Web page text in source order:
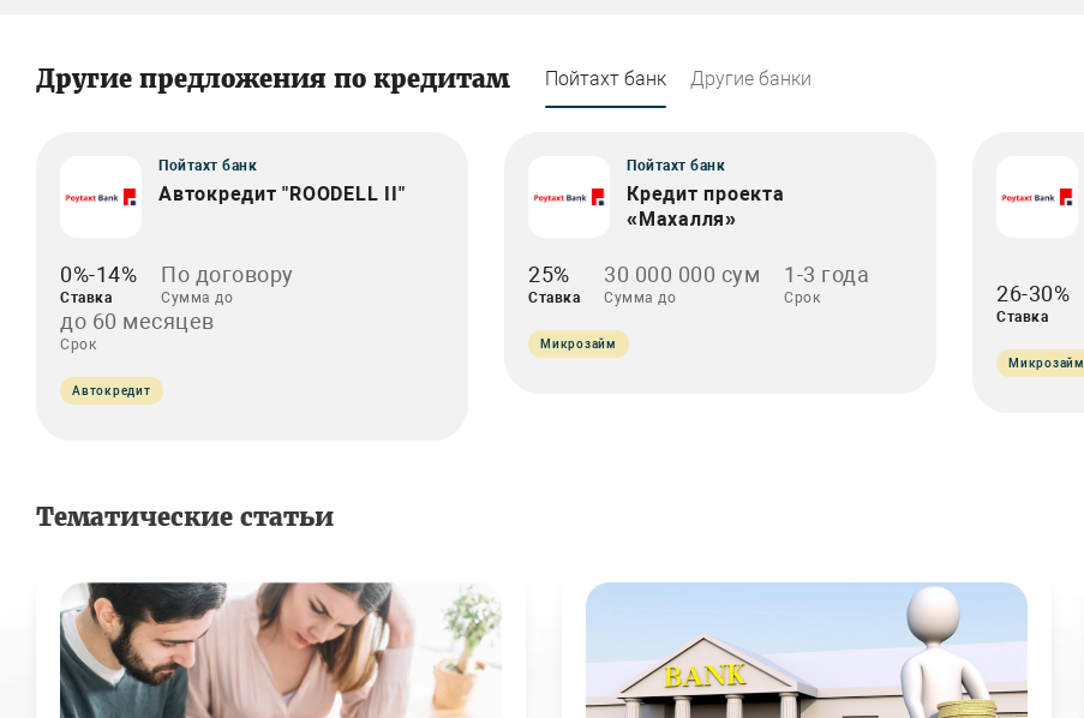
Другие предложения по кредитам Пойтахт банк Другие банки
Пойтахт банк
Автокредит "ROODELL II"
0%-14%
Ставка
По договору
Сумма до
до 60 месяцев
Срок
Автокредит
Пойтахт банк
Кредит проекта
«Махалля»
25%
Ставка
30 000 000 сум
Сумма до
1-3 года
Срок
Микрозайм
26-30%
Ставка
Микрозайм
Тематические статьи